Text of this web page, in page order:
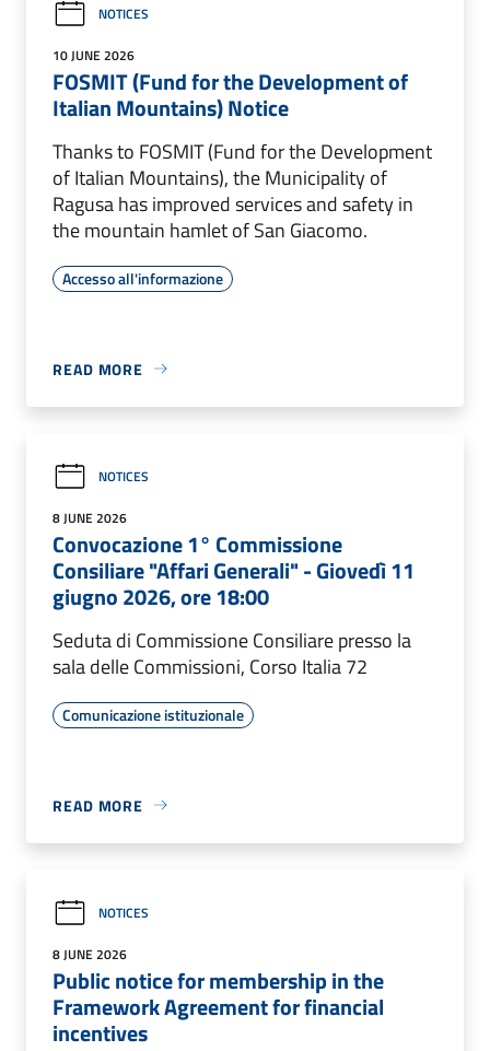
NOTICES
10 JUNE 2026
FOSMIT (Fund for the Development of
Italian Mountains) Notice
Thanks to FOSMIT (Fund for the Development
of Italian Mountains), the Municipality of
Ragusa has improved services and safety in
the mountain hamlet of San Giacomo.
Accesso all'informazione
READ MORE
NOTICES
8 JUNE 2026
Convocazione 1° Commissione
Consiliare "Affari Generali" - Giovedì 11
giugno 2026, ore 18:00
Seduta di Commissione Consiliare presso la
sala delle Commissioni, Corso Italia 72
Comunicazione istituzionale
READ MORE
NOTICES
8 JUNE 2026
Public notice for membership in the
Framework Agreement for financial
incentives